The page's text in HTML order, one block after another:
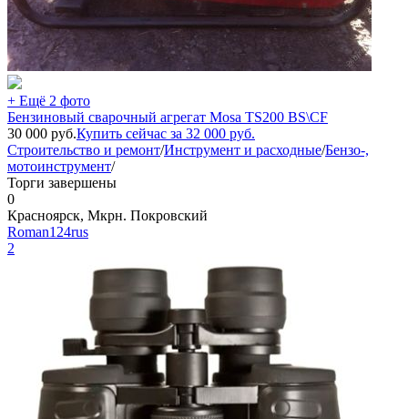
+ Ещё 2 фото
Бензиновый сварочный агрегат Mosa TS200 BS\CF
30 000 руб.Купить сейчас за 32 000 руб.
Строительство и ремонт/Инструмент и расходные/Бензо-,
мотоинструмент/
Торги завершены
0
Красноярск, Мкрн. Покровский
Roman124rus
2